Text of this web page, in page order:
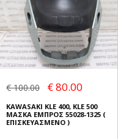
€ 100.00 € 80.00
KAWASAKI KLE 400, KLE 500
ΜΑΣΚΑ ΕΜΠΡΟΣ 55028-1325 (
ΕΠΙΣΚΕΥΑΣΜΕΝΟ )